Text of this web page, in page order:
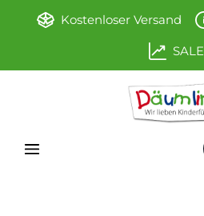
Zum Hauptinhalt springen
Kostenloser Versand
SALE